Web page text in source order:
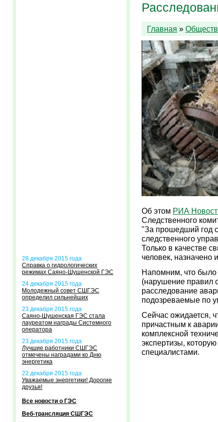
28 декабря 2015 года
Справка о гидрологических
режимах Саяно-Шушенской ГЭС
24 декабря 2015 года
Молодежный совет СШГЭС
определил сильнейших
23 декабря 2015 года
Саяно-Шушенская ГЭС стала
лауреатом награды Системного
оператора
23 декабря 2015 года
Лучшие работники СШГЭС
отмечены наградами ко Дню
энергетика
22 декабря 2015 года
Уважаемые энергетики! Дорогие
друзья!
Все новости о ГЭС
Веб-трансляция СШГЭС
Главная »
Об этом РИА
Следственного
"За прошедший год
следственного
Только в качестве
человек, назначено
Напомним, что было
(нарушение правил
расследование
подозреваемые по
Сейчас ожидается,
причастным к
комплексной
экспертизы,
специалистами.